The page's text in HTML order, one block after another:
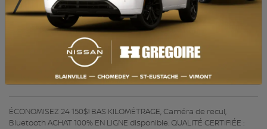
COULEUR INTÉRIEUR: Noir
PASSAGERS : 5
NUMÉRO DE STOCK : V3519
1C4RJFAG4KC714198
ÉCONOMISEZ 24 150$! BAS KILOMÉTRAGE, Caméra de recul,
Bluetooth ACHAT 100% EN LIGNE disponible. QUALITÉ CERTIFIÉE :